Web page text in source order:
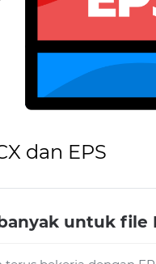
dan EPS
untuk file